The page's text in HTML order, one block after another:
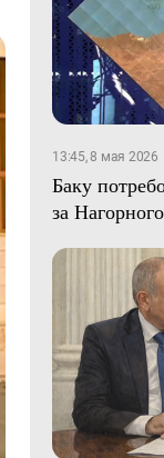
13:45, 8 мая 2026
Баку
за